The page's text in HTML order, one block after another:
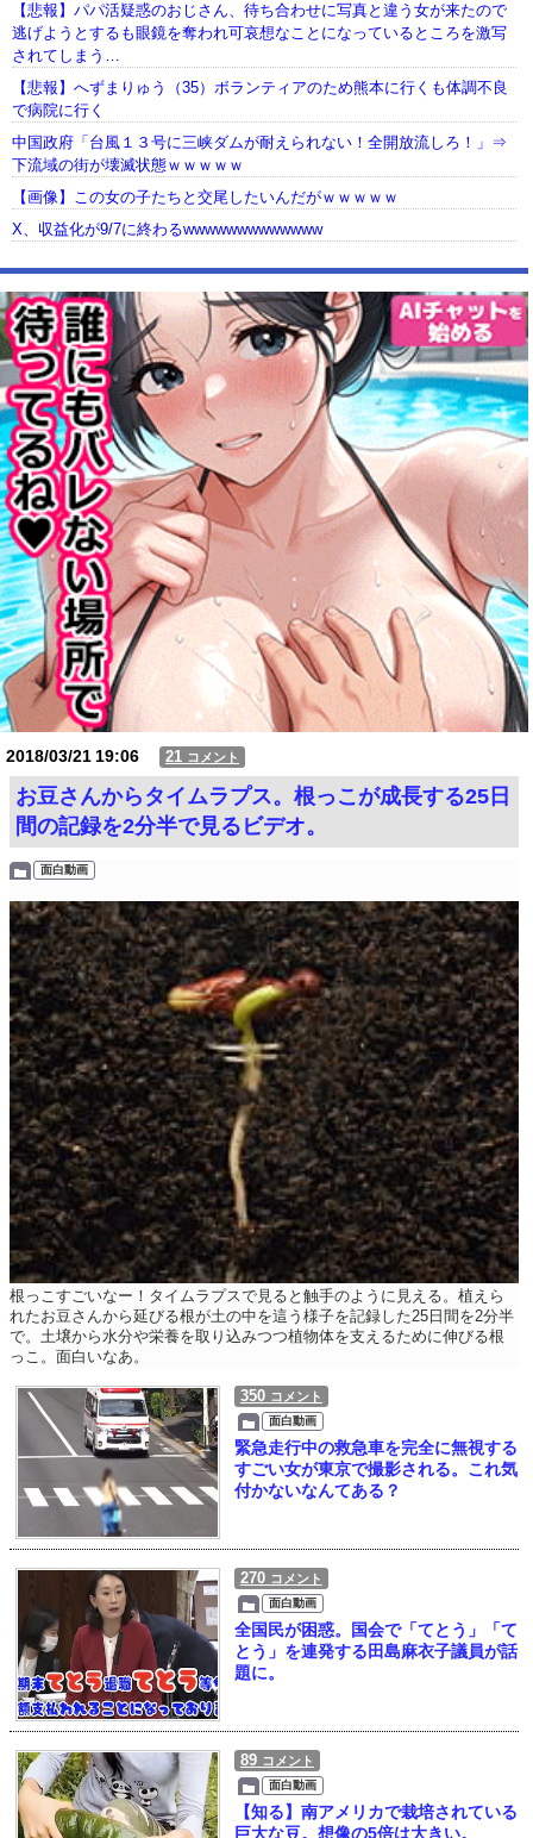
【悲報】パパ活疑惑のおじさん、待ち合わせに写真と違う女が来たので
逃げようとするも眼鏡を奪われ可哀想なことになっているところを激写
されてしまう…
【悲報】へずまりゅう（35）ボランティアのため熊本に行くも体調不良
で病院に行く
中国政府「台風１３号に三峡ダムが耐えられない！全開放流しろ！」⇒
下流域の街が壊滅状態ｗｗｗｗｗ
【画像】この女の子たちと交尾したいんだがｗｗｗｗｗ
X、収益化が9/7に終わるwwwwwwwwwwwww
【動画】USJの禁止エリアに子どもたちが続々乱入 → スタッフが注意し
ても止まらない事態に
Powered by livedoor 相互RSS
2018/03/2119:06 21 コメント
お豆さんからタイムラプス。根っこが成長する25日
間の記録を2分半で見るビデオ。
面白動画
根っこすごいなー！タイムラプスで見ると触手のように見える。植えら
れたお豆さんから延びる根が土の中を這う様子を記録した25日間を2分半
で。土壌から水分や栄養を取り込みつつ植物体を支えるために伸びる根
っこ。面白いなあ。
350 コメント
面白動画
緊急走行中の救急車を完全に無視する
すごい女が東京で撮影される。これ気
付かないなんてある？
270 コメント
面白動画
全国民が困惑。国会で「てとう」「て
とう」を連発する田島麻衣子議員が話
題に。
89 コメント
面白動画
【知る】南アメリカで栽培されている
巨大な豆。想像の5倍は大きい。